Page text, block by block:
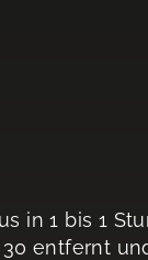
in 1 bis 1
entfernt